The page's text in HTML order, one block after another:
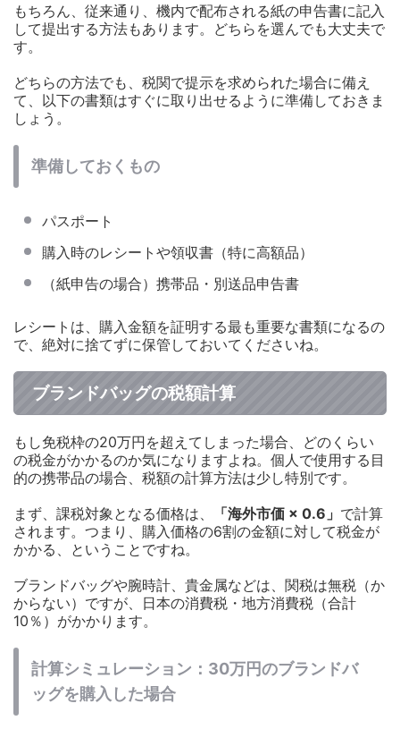
もちろん、従来通り、機内で配布される紙の申告書に記入
して提出する方法もあります。どちらを選んでも大丈夫で
す。
どちらの方法でも、税関で提示を求められた場合に備え
て、以下の書類はすぐに取り出せるように準備しておきま
しょう。
準備しておくもの
パスポート
購入時のレシートや領収書（特に高額品）
（紙申告の場合）携帯品・別送品申告書
レシートは、購入金額を証明する最も重要な書類になるの
で、絶対に捨てずに保管しておいてくださいね。
ブランドバッグの税額計算
もし免税枠の20万円を超えてしまった場合、どのくらい
の税金がかかるのか気になりますよね。個人で使用する目
的の携帯品の場合、税額の計算方法は少し特別です。
まず、課税対象となる価格は、
「海外市価 × 0.6」 で計算
されます。つまり、購入価格の6割の金額に対して税金が
かかる、ということですね。
ブランドバッグや腕時計、貴金属などは、関税は無税（か
からない）ですが、日本の消費税・地方消費税（合計
10％）がかかります。
計算シミュレーション：30万円のブランドバ
ッグを購入した場合